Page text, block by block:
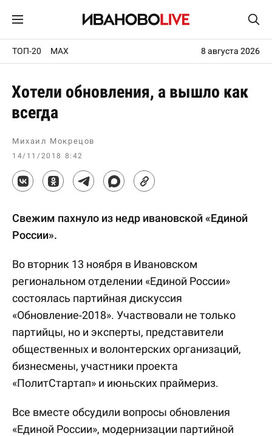
ТОП-20 MAX 8 августа 2026
Хотели обновления, а вышло как
всегда
Михаил Мокрецов
14/11/2018 8:42
Свежим пахнуло из недр ивановской «Единой
России».
Во вторник 13 ноября в Ивановском
региональном отделении «Единой России»
состоялась партийная дискуссия
«Обновление-2018». Участвовали не только
партийцы, но и эксперты, представители
общественных и волонтерских организаций,
бизнесмены, участники проекта
«ПолитСтартап» и июньских праймериз.
Все вместе обсудили вопросы обновления
«Единой России», модернизации партийной